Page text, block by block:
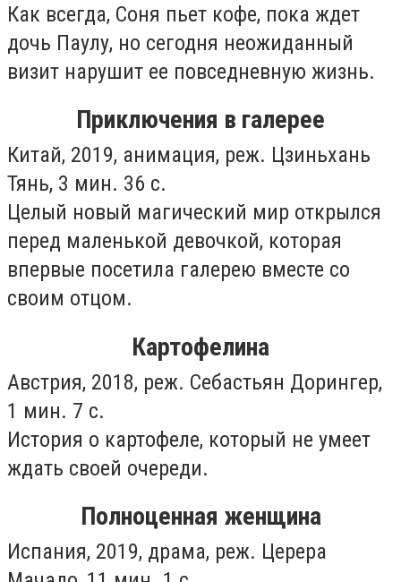
Как всегда, Соня пьет кофе, пока ждет
дочь Паулу, но сегодня неожиданный
визит нарушит ее повседневную жизнь.
Приключения в галерее
Китай, 2019, анимация, реж. Цзиньхань
Тянь, 3 мин. 36 с.
Целый новый магический мир открылся
перед маленькой девочкой, которая
впервые посетила галерею вместе со
своим отцом.
Картофелина
Австрия, 2018, реж. Себастьян Дорингер,
1 мин. 7 с.
История о картофеле, который не умеет
ждать своей очереди.
Полноценная женщина
Испания, 2019, драма, реж. Церера